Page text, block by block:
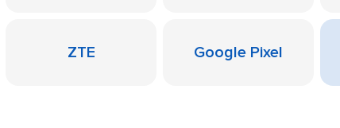
ZTE Google Pixel